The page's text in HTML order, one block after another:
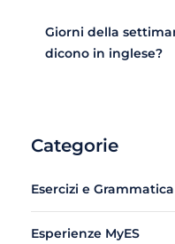
Giorni della
dicono in inglese?
Categorie
Esercizi e Grammatica
Esperienze MyES